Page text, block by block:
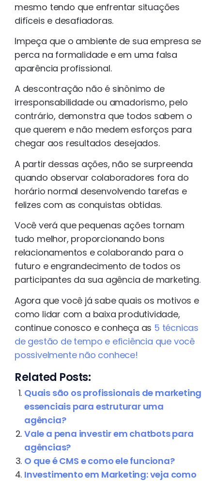
mesmo tendo que enfrentar situações
difíceis e desafiadoras.
Impeça que o ambiente de sua empresa se
perca na formalidade e em uma falsa
aparência profissional.
A descontração não é sinônimo de
irresponsabilidade ou amadorismo, pelo
contrário, demonstra que todos sabem o
que querem e não medem esforços para
chegar aos resultados desejados.
A partir dessas ações, não se surpreenda
quando observar colaboradores fora do
horário normal desenvolvendo tarefas e
felizes com as conquistas obtidas.
Você verá que pequenas ações tornam
tudo melhor, proporcionando bons
relacionamentos e colaborando para o
futuro e engrandecimento de todos os
participantes da sua agência de marketing.
Agora que você já sabe quais os motivos e
como lidar com a baixa produtividade,
continue conosco e conheça as 5 técnicas
de gestão de tempo e eficiência que você
possivelmente não conhece!
Related Posts:
Quais são os profissionais de marketing
essenciais para estruturar uma
agência?
Vale a pena investir em chatbots para
agências?
O que é CMS e como ele funciona?
Investimento em Marketing: veja como